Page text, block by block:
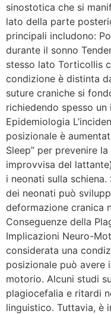
sinostotica che si
lato della parte
principali includono:
durante il sonno
stesso lato Torticollis
condizione è distinta
suture craniche si
richiedendo spesso
Epidemiologia
posizionale è
Sleep” per prevenire
improvvisa del
i neonati sulla
dei neonati può
deformazione cranica
Conseguenze della
Implicazioni Neuro-
considerata una
posizionale può avere
motorio. Alcuni studi
plagiocefalia e ritardi
linguistico. Tuttavia, è